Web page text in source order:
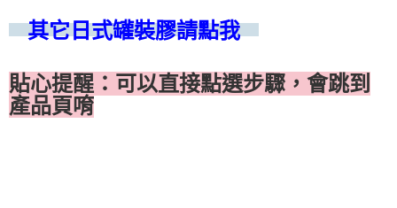
其它日式罐裝膠請點我
貼心提醒：可以直接點選步驟，會跳到
產品頁唷